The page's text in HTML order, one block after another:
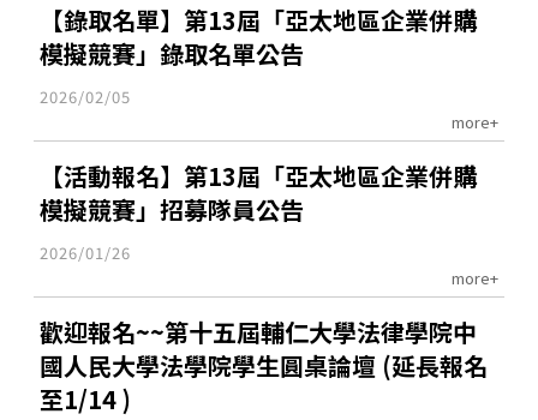
【錄取名單】第13屆「亞太地區企業併購
模擬競賽」錄取名單公告
2026/02/05
more+
【活動報名】第13屆「亞太地區企業併購
模擬競賽」招募隊員公告
2026/01/26
more+
歡迎報名~~第十五屆輔仁大學法律學院中
國人民大學法學院學生圓桌論壇 (延長報名
至1/14 )